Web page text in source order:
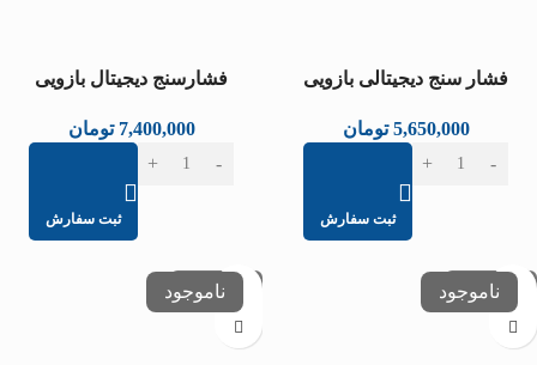
فشار سنج دیجیتالی بازویی
5,650,000 تومان
ثبت سفارش
فشارسنج دیجیتال بازویی
7,400,000 تومان
ثبت سفارش
عدم موجودی عدم موجودی